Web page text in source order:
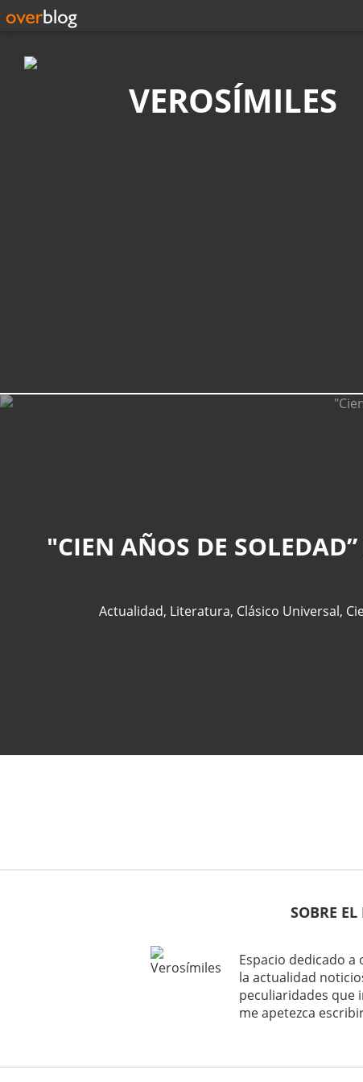
VEROSÍMILES
"CIEN AÑOS DE
Actualidad, Literatura, Clásico Universal,
SOBRE EL
Espacio dedicado
la actualidad
peculiaridades que
me apetezca